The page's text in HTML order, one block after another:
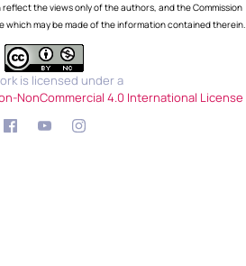
the views only of the authors, and the Commission
which may be made of the information contained therein.
is licensed under a
NonCommercial 4.0 International License